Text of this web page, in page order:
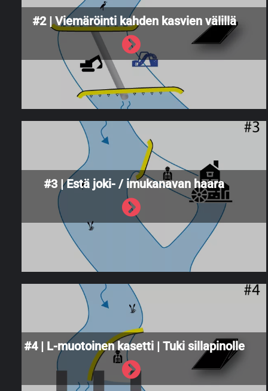
#2 | Viemäröinti kahden kasvien välillä
#3 | Estä joki- / imukanavan haara
#4 | L-muotoinen kasetti | Tuki sillapinolle